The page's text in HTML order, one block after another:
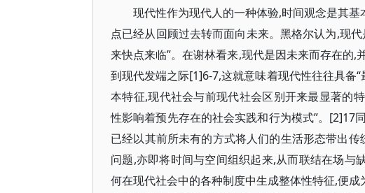
现代性作为现代人的一种体验,时间观念是其
点已经从回顾过去转而面向未来。黑格尔认为,现
来快点来临”。在谢林看来,现代是因未来而存在的
到现代发端之际[1]6-7,这就意味着现代性往往具备
本特征,现代社会与前现代社会区别开来最显著的
性影响着预先存在的社会实践和行为模式”。[2]17
已经以其前所未有的方式将人们的生活形态带出
问题,亦即将时间与空间组织起来,从而联结在场与
何在现代社会中的各种制度中生成整体性特征,便